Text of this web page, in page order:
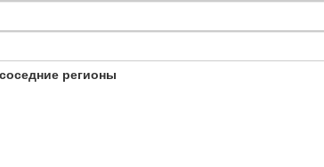
соседние регионы